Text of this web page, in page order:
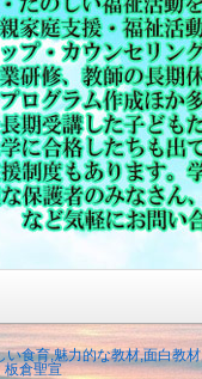
食育,魅力的な教材,面白教
板倉聖宣